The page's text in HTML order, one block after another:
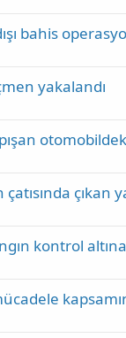
bahis
yakalandı
çıkan
kontrol altına